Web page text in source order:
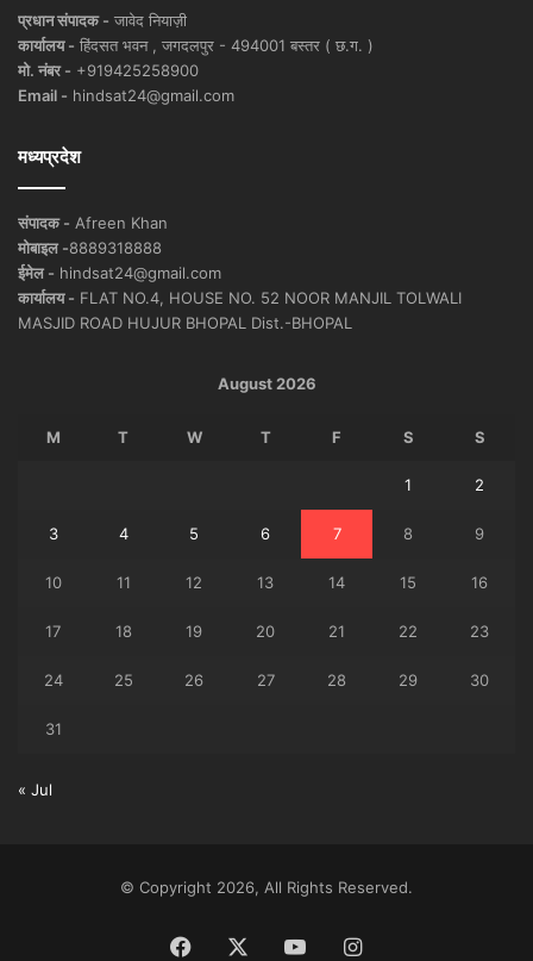
प्रधान संपादक - जावेद नियाज़ी
कार्यालय - हिंदसत भवन , जगदलपुर - 494001 बस्तर ( छ.ग. )
मो. नंबर - +919425258900
Email - hindsat24@gmail.com
मध्यप्रदेश
संपादक - Afreen Khan
मोबाइल -8889318888
ईमेल - hindsat24@gmail.com
कार्यालय - FLAT NO.4, HOUSE NO. 52 NOOR MANJIL TOLWALI
MASJID ROAD HUJUR BHOPAL Dist.-BHOPAL
August 2026
M T W T F S S
1 2
3 4 5 6 7 8 9
10 11 12 13 14 15 16
17 18 19 20 21 22 23
24 25 26 27 28 29 30
31
« Jul
© Copyright 2026, All Rights Reserved.
Facebook YouTubeInstagram